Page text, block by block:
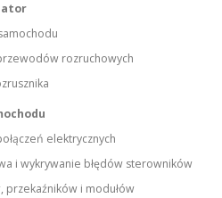
rozruchowych
elektrycznych
i wykrywanie błędów sterowników
przekaźników i modułów